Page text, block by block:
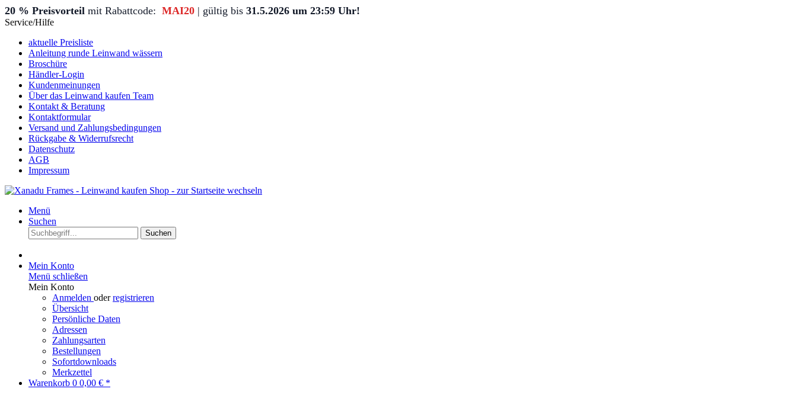
20 % Preisvorteil mit Rabattcode: MAI20 | gültig bis 31.5.2026 um 23:59 Uhr!
Service/Hilfe
aktuelle Preisliste
Anleitung runde Leinwand wässern
Broschüre
Händler-Login
Kundenmeinungen
Über das Leinwand kaufen Team
Kontakt & Beratung
Kontaktformular
Versand und Zahlungsbedingungen
Rückgabe & Widerrufsrecht
Datenschutz
AGB
Impressum
Menü
Suchen
Suchen
Mein Konto
Menü schließen
Mein Konto
Anmelden oderregistrieren
Übersicht
Persönliche Daten
Adressen
Zahlungsarten
Bestellungen
Sofortdownloads
Merkzettel
Warenkorb 0 0,00 € *